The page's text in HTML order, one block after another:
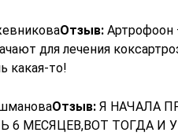
Отзыв: Артрофоон
для лечения
какая-то!
Отзыв: Я НАЧАЛА
6 МЕСЯЦЕВ,ВОТ ТОГДА И